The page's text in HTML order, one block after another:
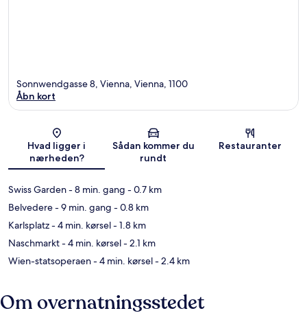
Kort
Sonnwendgasse 8, Vienna, Vienna, 1100
Åbn kort
Hvad ligger i
nærheden?
Sådan kommer du
rundt
Restauranter
Swiss Garden- 8 min. gang - 0.7 km
Belvedere- 9 min. gang - 0.8 km
Karlsplatz- 4 min. kørsel- 1.8 km
Naschmarkt- 4 min. kørsel- 2.1 km
Wien-statsoperaen- 4 min. kørsel- 2.4 km
Om overnatningsstedet